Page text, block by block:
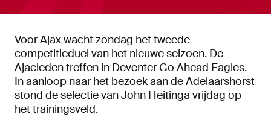
Voor Ajax wacht zondag het tweede
competitieduel van het nieuwe seizoen. De
Ajacieden treffen in Deventer Go Ahead Eagles.
In aanloop naar het bezoek aan de Adelaarshorst
stond de selectie van John Heitinga vrijdag op
het trainingsveld.